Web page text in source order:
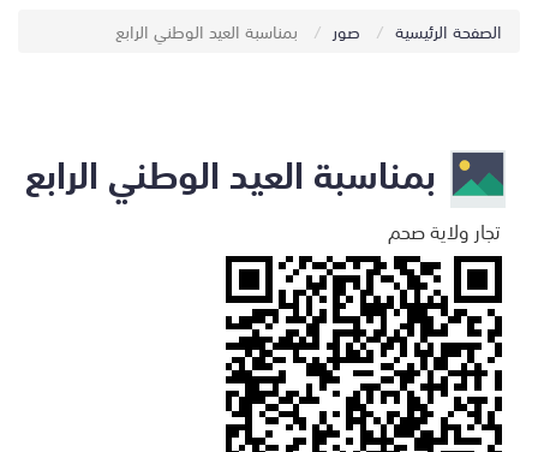
الصفحة الرئيسية صور بمناسبة العيد الوطني الرابع
بمناسبة العيد الوطني الرابع
تجار ولاية صحم